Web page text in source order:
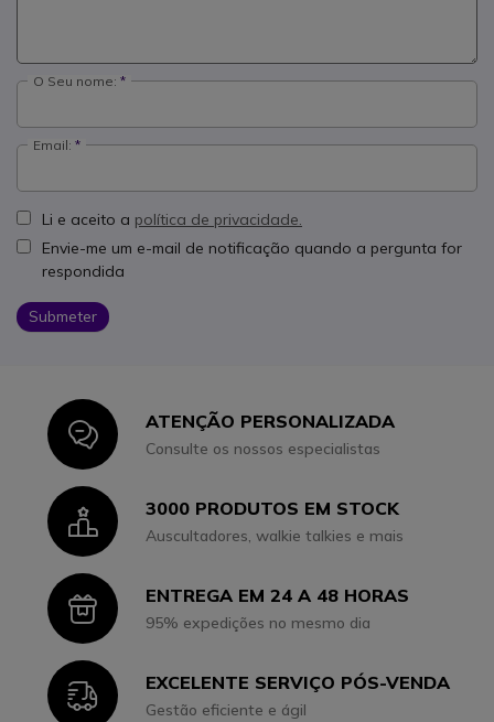
O Seu nome:
Email:
Li e aceito a política de privacidade.
Envie-me um e-mail de notificação quando a pergunta for
respondida
Submeter
IconATENÇÃO PERSONALIZADA
Consulte os nossos especialistas
Icon3000 PRODUTOS EM STOCK
Auscultadores, walkie talkies e mais
IconENTREGA EM 24 A 48 HORAS
95% expedições no mesmo dia
IconEXCELENTE SERVIÇO PÓS-VENDA
Gestão eficiente e ágil